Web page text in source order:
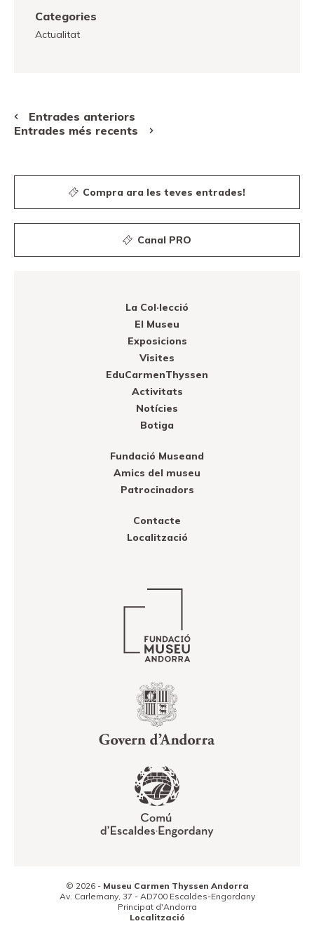
Categories
Actualitat
d'entrades
Entrades anteriors
Entrades més recents
Compra ara les teves entrades!
Canal PRO
La Col·lecció
El Museu
Exposicions
Visites
EduCarmenThyssen
Activitats
Notícies
Botiga
Fundació Museand
Amics del museu
Patrocinadors
Contacte
Localització
© 2026 - Museu Carmen Thyssen Andorra
Av. Carlemany, 37 - AD700 Escaldes-Engordany
Principat d'Andorra
Localització